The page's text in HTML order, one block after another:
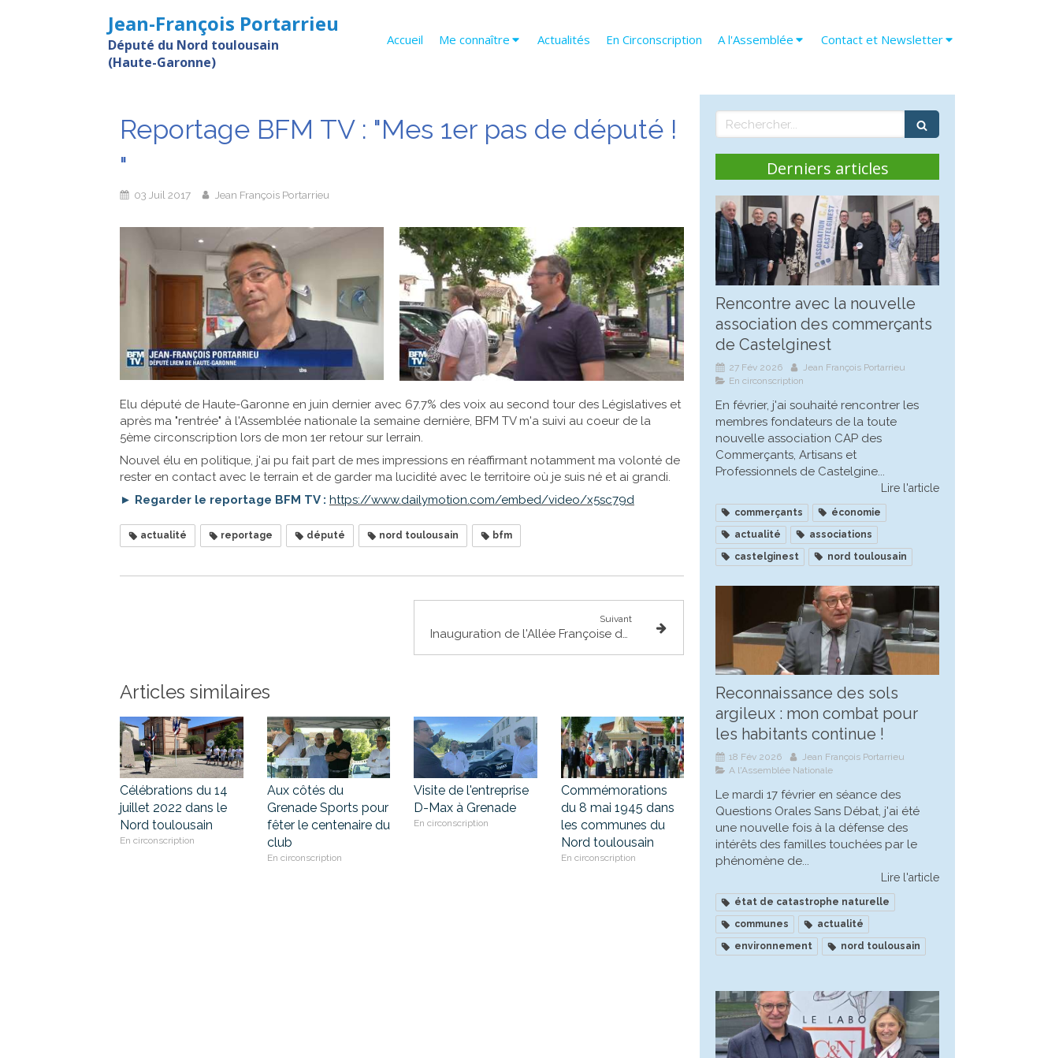
Accueil Me connaître Actualités En Circonscription A l'Assemblée Contact et Newsletter
Jean-François Portarrieu
Député du Nord toulousain
(Haute-Garonne)
Reportage BFM TV : "Mes 1er pas de député !
"
03 Juil 2017 Jean François Portarrieu
Elu député de Haute-Garonne en juin dernier avec 67.7% des voix au second tour des Législatives et
après ma "rentrée" à l'Assemblée nationale la semaine dernière, BFM TV m'a suivi au coeur de la
5ème circonscription lors de mon 1er retour sur lerrain.
Nouvel élu en politique, j'ai pu fait part de mes impressions en réaffirmant notamment ma volonté de
rester en contact avec le terrain et de garder ma lucidité avec le territoire où je suis né et ai grandi.
► Regarder le reportage BFM TV : https://www.dailymotion.com/embed/video/x5sc79d
actualité reportage député nord toulousain bfm
Suivant
Inauguration de l'Allée Françoise de Veyrinas à Saint-Alban
Articles similaires
Célébrations du 14
juillet 2022 dans le
Nord toulousain
En circonscription
Aux côtés du
Grenade Sports pour
fêter le centenaire du
club
En circonscription
Visite de l'entreprise
D-Max à Grenade
En circonscription
Commémorations
du 8 mai 1945 dans
les communes du
Nord toulousain
En circonscription
Rechercher
Derniers articles
Rencontre avec la nouvelle
association des commerçants
de Castelginest
27 Fév 2026
Jean François Portarrieu
En circonscription
En février, j'ai souhaité rencontrer les
membres fondateurs de la toute
nouvelle association CAP des
Commerçants, Artisans et
Professionnels de Castelgine...
Lire l'article
commerçants
économie
actualité
associations
castelginest
nord toulousain
Reconnaissance des sols
argileux : mon combat pour
les habitants continue !
18 Fév 2026
Jean François Portarrieu
A l'Assemblée Nationale
Le mardi 17 février en séance des
Questions Orales Sans Débat, j'ai été
une nouvelle fois à la défense des
intérêts des familles touchées par le
phénomène de...
Lire l'article
état de catastrophe naturelle
communes
actualité
environnement
nord toulousain